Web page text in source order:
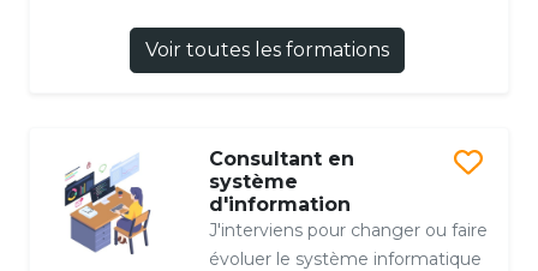
Voir toutes les formations
Consultant en
système
d'information
J'interviens pour changer ou faire
évoluer le système informatique